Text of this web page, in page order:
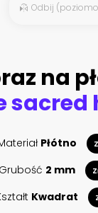
Odbij
na
Płótno
Grubość 2 mm
Kwadrat